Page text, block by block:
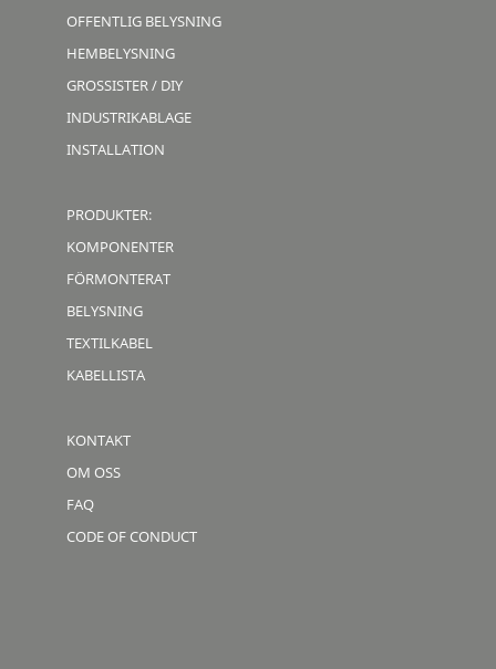
OFFENTLIG BELYSNING
HEMBELYSNING
GROSSISTER / DIY
INDUSTRIKABLAGE
INSTALLATION
PRODUKTER:
KOMPONENTER
FÖRMONTERAT
BELYSNING
TEXTILKABEL
KABELLISTA
KONTAKT
OM OSS
FAQ
CODE OF CONDUCT